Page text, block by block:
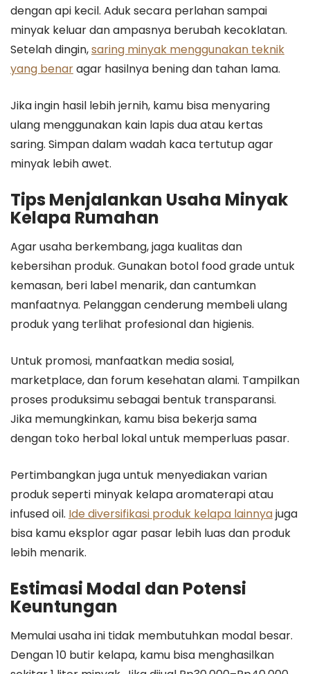
dengan api kecil. Aduk secara perlahan sampai
minyak keluar dan ampasnya berubah kecoklatan.
Setelah dingin,saring minyak menggunakan teknik
yang benaragar hasilnya bening dan tahan lama.
Jika ingin hasil lebih jernih, kamu bisa menyaring
ulang menggunakan kain lapis dua atau kertas
saring. Simpan dalam wadah kaca tertutup agar
minyak lebih awet.
Tips Menjalankan Usaha Minyak
Kelapa Rumahan
Agar usaha berkembang, jaga kualitas dan
kebersihan produk. Gunakan botol food grade untuk
kemasan, beri label menarik, dan cantumkan
manfaatnya. Pelanggan cenderung membeli ulang
produk yang terlihat profesional dan higienis.
Untuk promosi, manfaatkan media sosial,
marketplace, dan forum kesehatan alami. Tampilkan
proses produksimu sebagai bentuk transparansi.
Jika memungkinkan, kamu bisa bekerja sama
dengan toko herbal lokal untuk memperluas pasar.
Pertimbangkan juga untuk menyediakan varian
produk seperti minyak kelapa aromaterapi atau
infused oil. Ide diversifikasi produk kelapa lainnyajuga
bisa kamu eksplor agar pasar lebih luas dan produk
lebih menarik.
Estimasi Modal dan Potensi
Keuntungan
Memulai usaha ini tidak membutuhkan modal besar.
Dengan 10 butir kelapa, kamu bisa menghasilkan